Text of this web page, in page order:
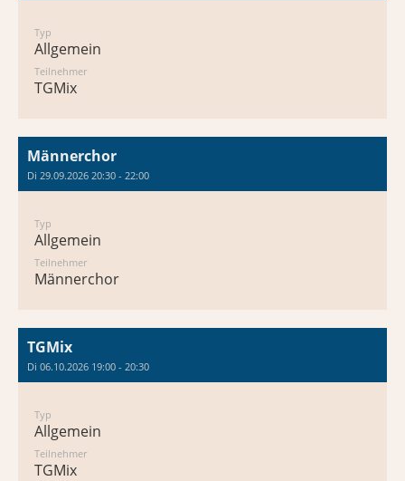
Typ
Allgemein
Teilnehmer
TGMix
Männerchor
Di 29.09.2026 20:30 - 22:00
Typ
Allgemein
Teilnehmer
Männerchor
TGMix
Di 06.10.2026 19:00 - 20:30
Typ
Allgemein
Teilnehmer
TGMix